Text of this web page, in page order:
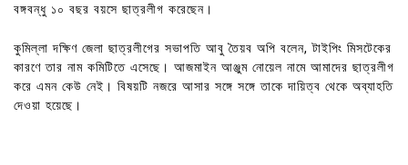
বঙ্গবন্ধু ১০ বছর বয়সে ছাত্রলীগ করেছেন।
কুমিল্লা দক্ষিণ জেলা ছাত্রলীগের সভাপতি আবু তৈয়ব অপি বলেন, টাইপিং মিসটেকের
কারণে তার নাম কমিটিতে এসেছে। আজমাইন আঞ্জুম নোয়েল নামে আমাদের ছাত্রলীগ
করে এমন কেউ নেই। বিষয়টি নজরে আসার সঙ্গে সঙ্গে তাকে দায়িত্ব থেকে অব্যাহতি
দেওয়া হয়েছে।